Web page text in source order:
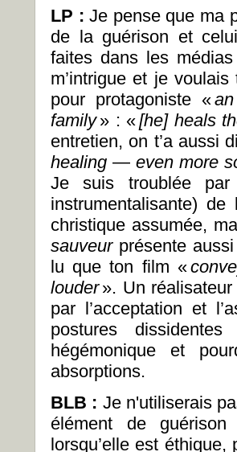
LP :Je pense que ma
de la guérison et
faites dans les
m’intrigue et je
pour protagoniste «
family» : «[he] heals
entretien, on t’a aussi
healing —even more
Je suis troublée
instrumentalisante)
christique assumée,
sauveur présente
lu que ton film «
louder». Un
par l’acceptation et
postures
hégémonique et
absorptions.
BLB : Je n'utiliserais
élément de
lorsqu’elle est